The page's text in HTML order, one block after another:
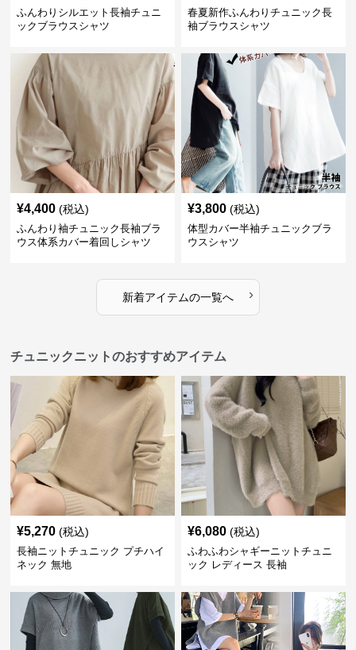
ふんわりシルエット長袖チュニ
ックブラウスシャツ
春夏新作ふんわりチュニック長
袖ブラウスシャツ
¥4,400 (税込)
ふんわり袖チュニック長袖ブラ
ウス体系カバー着回しシャツ
¥3,800 (税込)
体型カバー半袖チュニックブラ
ウスシャツ
新着アイテムの一覧へ ›
チュニックニットのおすすめアイテム
¥5,270 (税込)
長袖ニットチュニック プチハイ
ネック 無地
¥6,080 (税込)
ふわふわシャギーニットチュニ
ック レディース 長袖